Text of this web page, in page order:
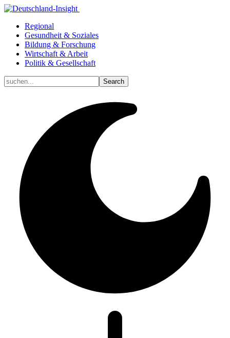
Regional
Gesundheit & Soziales
Bildung & Forschung
Wirtschaft & Arbeit
Politik & Gesellschaft